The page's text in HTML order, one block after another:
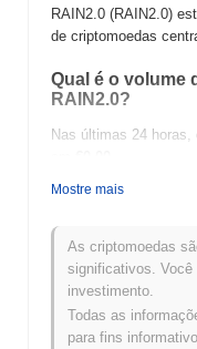
RAIN2.0 (RAIN2.0)
de criptomoedas
Qual é o volume
RAIN2.0?
Nas últimas 24
Qual é o
Máxima Histórica
Mínima Histórica
Mostre mais
As criptomoedas
significativos. Você
investimento.
Todas as
para fins